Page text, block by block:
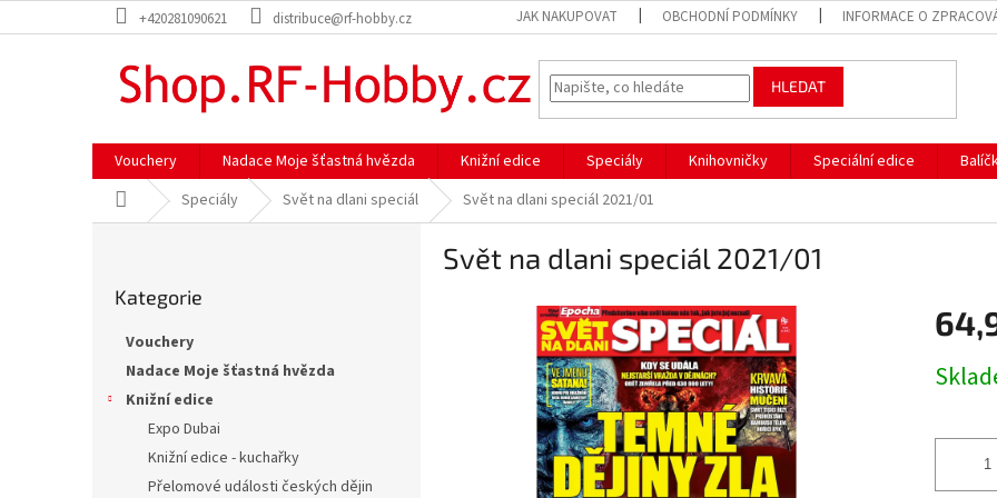
na
+420281090621 distribuce@rf-hobby.cz JAK NAKUPOVAT OBCHODNÍ PODMÍNKY INFORMACE O
HLEDAT
Vouchery Nadace Moje šťastná hvězda Knižní edice Speciály Knihovničky Speciální edice
Domů Speciály Svět na dlani speciál Svět na dlani speciál 2021/01
kategorie
Kategorie
Vouchery
Nadace Moje šťastná hvězda
Knižní edice
Expo Dubai
Knižní edice - kuchařky
Přelomové události českých dějin
Svět na dlani speciál 2021/01
cena: